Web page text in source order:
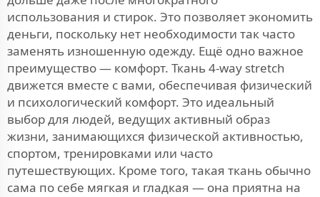
использования и стирок. Это позволяет экономить
деньги, поскольку нет необходимости так часто
заменять изношенную одежду. Ещё одно важное
преимущество — комфорт. Ткань 4-way stretch
движется вместе с вами, обеспечивая физический
и психологический комфорт. Это идеальный
выбор для людей, ведущих активный образ
жизни, занимающихся физической активностью,
спортом, тренировками или часто
путешествующих. Кроме того, такая ткань обычно
сама по себе мягкая и гладкая — она приятна на